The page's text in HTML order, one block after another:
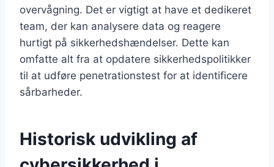
overvågning. Det er vigtigt at have et dedikeret
team, der kan analysere data og reagere
hurtigt på sikkerhedshændelser. Dette kan
omfatte alt fra at opdatere sikkerhedspolitikker
til at udføre penetrationstest for at identificere
sårbarheder.
Historisk udvikling af